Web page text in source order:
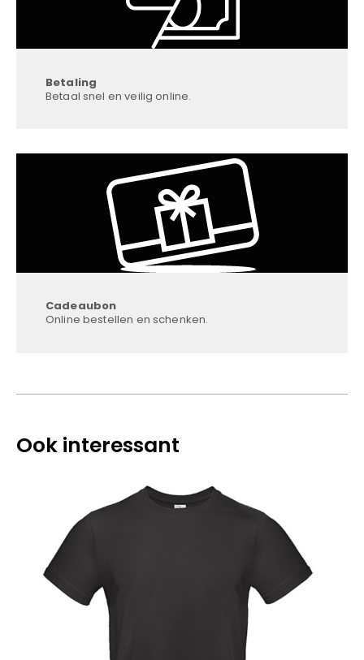
Betaling
Betaal snel en veilig online.
Cadeaubon
Online bestellen en schenken.
Ook interessant